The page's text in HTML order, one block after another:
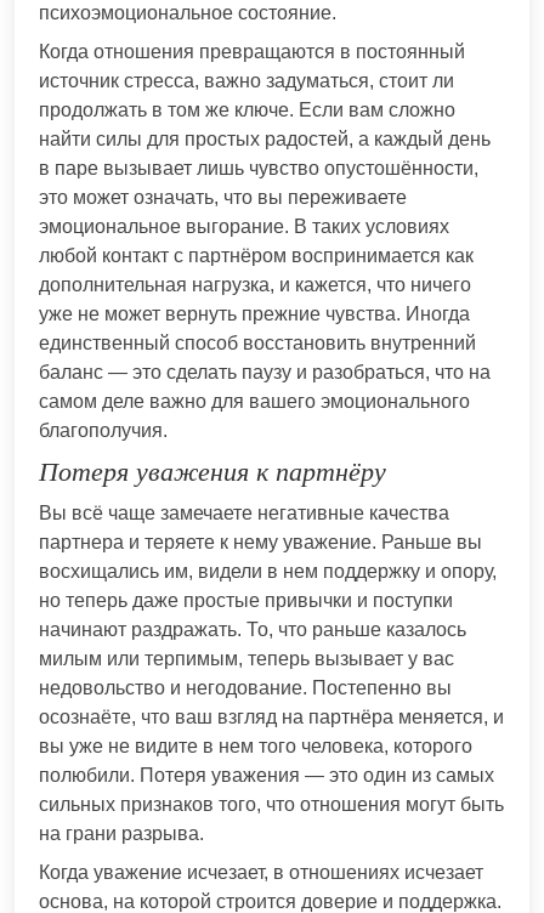
психоэмоциональное состояние.
Когда отношения превращаются в постоянный
источник стресса, важно задуматься, стоит ли
продолжать в том же ключе. Если вам сложно
найти силы для простых радостей, а каждый день
в паре вызывает лишь чувство опустошённости,
это может означать, что вы переживаете
эмоциональное выгорание. В таких условиях
любой контакт с партнёром воспринимается как
дополнительная нагрузка, и кажется, что ничего
уже не может вернуть прежние чувства. Иногда
единственный способ восстановить внутренний
баланс — это сделать паузу и разобраться, что на
самом деле важно для вашего эмоционального
благополучия.
Потеря уважения к партнёру
Вы всё чаще замечаете негативные качества
партнера и теряете к нему уважение. Раньше вы
восхищались им, видели в нем поддержку и опору,
но теперь даже простые привычки и поступки
начинают раздражать. То, что раньше казалось
милым или терпимым, теперь вызывает у вас
недовольство и негодование. Постепенно вы
осознаёте, что ваш взгляд на партнёра меняется, и
вы уже не видите в нем того человека, которого
полюбили. Потеря уважения — это один из самых
сильных признаков того, что отношения могут быть
на грани разрыва.
Когда уважение исчезает, в отношениях исчезает
основа, на которой строится доверие и поддержка.